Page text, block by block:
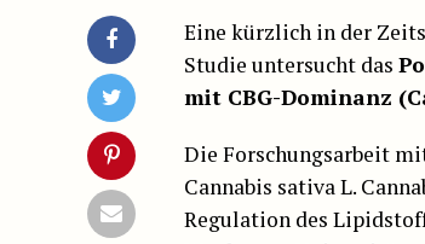
Eine kürzlich in der
Studie untersucht das
mit CBG-Dominanz
Die Forschungsarbeit
Cannabis sativa L.
Regulation des